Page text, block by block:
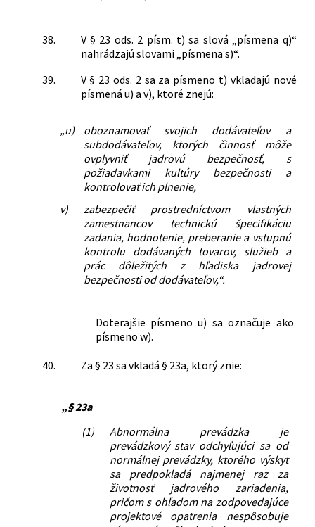
38.
V § 23 ods. 2 písm. t) sa slová „písmena q)“
nahrádzajú slovami „písmena s)“.
39.
V § 23 ods. 2 sa za písmeno t) vkladajú nové
písmená u) a v), ktoré znejú:
„u)
oboznamovať svojich dodávateľov a
subdodávateľov, ktorých činnosť môže
ovplyvniť jadrovú bezpečnosť, s
požiadavkami kultúry bezpečnosti a
kontrolovať ich plnenie,
v)
zabezpečiť prostredníctvom vlastných
zamestnancov technickú špecifikáciu
zadania, hodnotenie, preberanie a vstupnú
kontrolu dodávaných tovarov, služieb a
prác dôležitých z hľadiska jadrovej
bezpečnosti od dodávateľov,“.
Doterajšie písmeno u) sa označuje ako
písmeno w).
40. Za § 23 sa vkladá § 23a, ktorý znie:
„§ 23a
(1)
Abnormálna prevádzka je
prevádzkový stav odchyľujúci sa od
normálnej prevádzky, ktorého výskyt
sa predpokladá najmenej raz za
životnosť jadrového zariadenia,
pričom s ohľadom na zodpovedajúce
projektové opatrenia nespôsobuje